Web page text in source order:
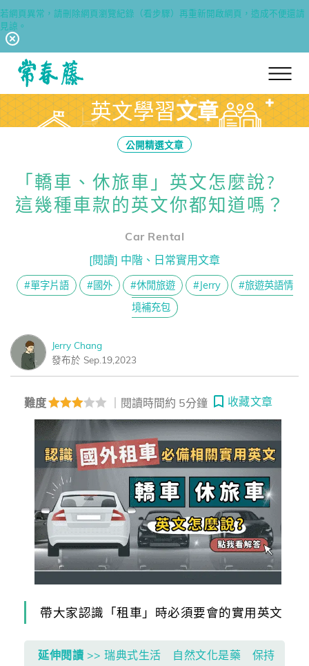
若網頁異常，請刪除網頁瀏覽紀錄（看步驟）再重新開啟網頁，造成不便還請
見諒。
回常春藤首頁 英文學習文章
公開精選文章
「轎車、休旅車」英文怎麼說?
這幾種車款的英文你都知道嗎？
Car Rental
[閱讀] 中階、日常實用文章
#單字片語 #國外 #休閒旅遊 #Jerry
#旅遊英語情
境補充包
Jerry Chang
發布於 Sep.19,2023
難度 ｜閱讀時間約 5分鐘 收藏文章
帶大家認識「租車」時必須要會的實用英文
延伸閱讀 >> 瑞典式生活 自然文化是藥 保持